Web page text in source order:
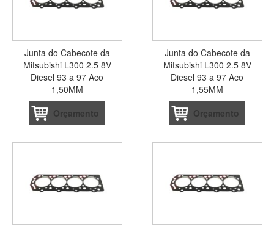
Junta do Cabecote da
Mitsubishi L300 2.5 8V
Diesel 93 a 97 Aco
1,50MM
Orçamento
Junta do Cabecote da
Mitsubishi L300 2.5 8V
Diesel 93 a 97 Aco
1,55MM
Orçamento